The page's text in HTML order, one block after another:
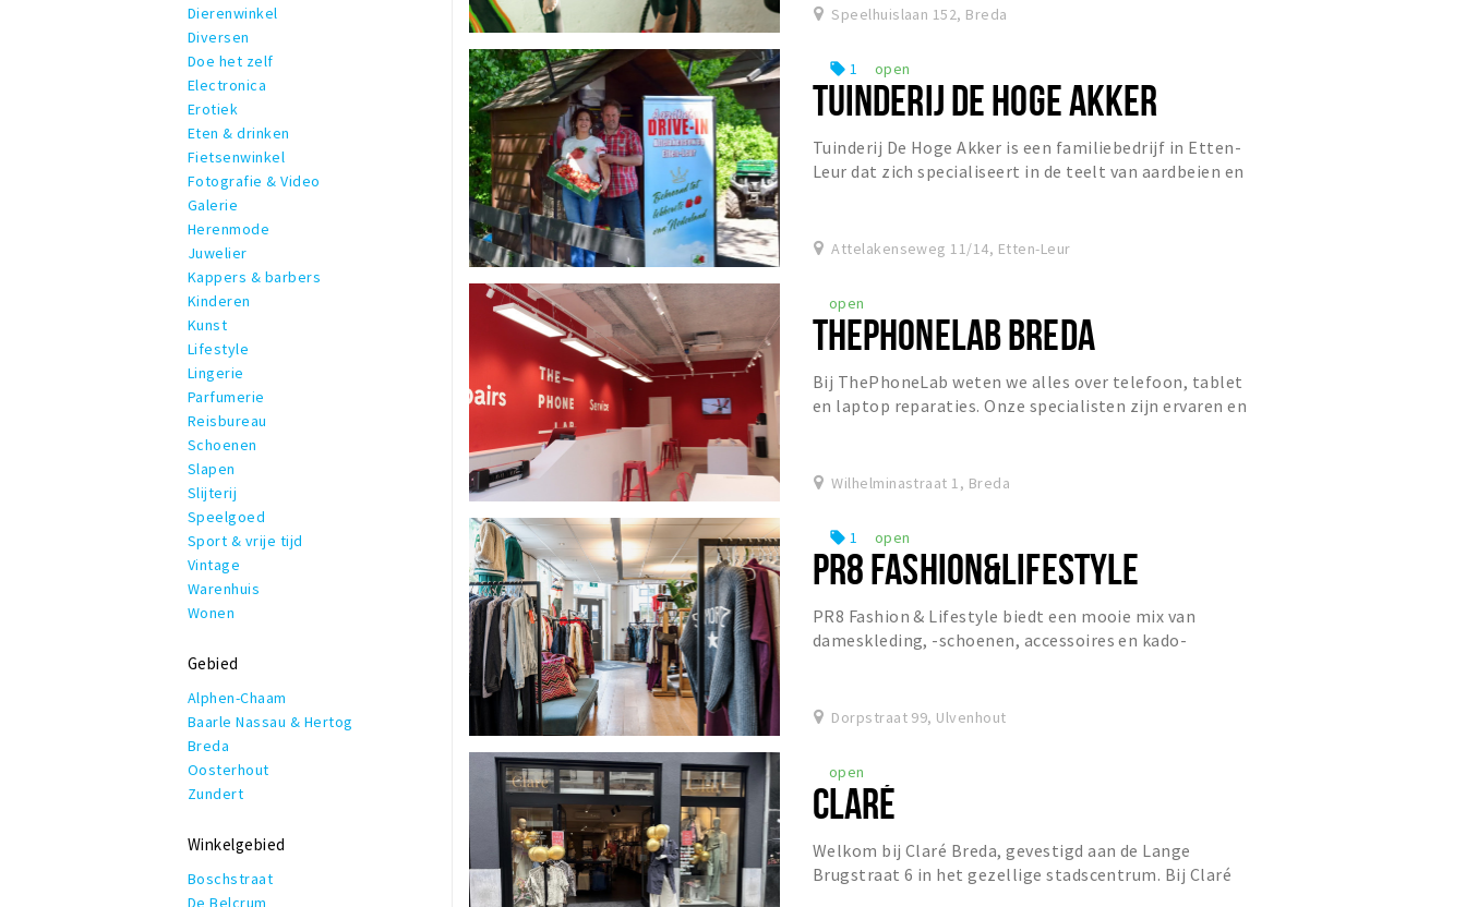
Dierenwinkel
Diversen
Doe het zelf
Electronica
Erotiek
Eten & drinken
Fietsenwinkel
Fotografie & Video
Galerie
Herenmode
Juwelier
Kappers & barbers
Kinderen
Kunst
Lifestyle
Lingerie
Parfumerie
Reisbureau
Schoenen
Slapen
Slijterij
Speelgoed
Sport & vrije tijd
Vintage
Warenhuis
Wonen
Gebied
Alphen-Chaam
Baarle Nassau & Hertog
Breda
Oosterhout
Zundert
Winkelgebied
Boschstraat
De Belcrum
Speelhuislaan 152, Breda
local_offer 1 open
TUINDERIJ DE HOGE AKKER
Tuinderij De Hoge Akker is een familiebedrijf in Etten-
Leur dat zich specialiseert in de teelt van aardbeien en
Attelakenseweg 11/14, Etten-Leur
open
THEPHONELAB BREDA
Bij ThePhoneLab weten we alles over telefoon, tablet
en laptop reparaties. Onze specialisten zijn ervaren en
Wilhelminastraat 1, Breda
local_offer 1 open
PR8 FASHION&LIFESTYLE
PR8 Fashion & Lifestyle biedt een mooie mix van
dameskleding, -schoenen, accessoires en kado-
Dorpstraat 99, Ulvenhout
open
CLARÉ
Welkom bij Claré Breda, gevestigd aan de Lange
Brugstraat 6 in het gezellige stadscentrum. Bij Claré